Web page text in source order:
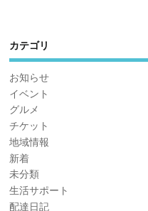
カテゴリ
お知らせ
イベント
グルメ
チケット
地域情報
新着
未分類
生活サポート
配達日記